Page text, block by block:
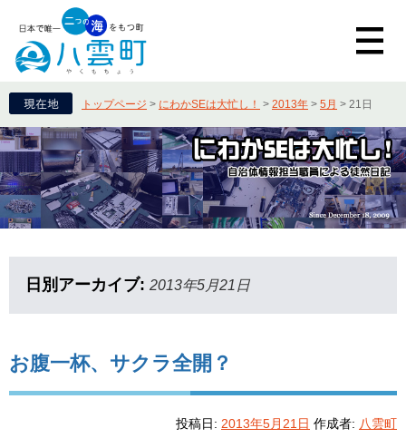
トップページ > にわかSEは大忙し！ > 2013年 > 5月 > 21日
日別アーカイブ: 2013年5月21日
お腹一杯、サクラ全開？
投稿日: 2013年5月21日 作成者: 八雲町